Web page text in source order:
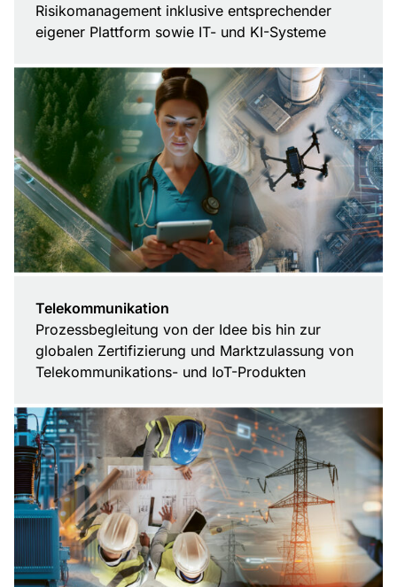
Risikomanagement inklusive entsprechender
eigener Plattform sowie IT- und KI-Systeme
Telekommunikation
Prozessbegleitung von der Idee bis hin zur
globalen Zertifizierung und Marktzulassung von
Telekommunikations- und IoT-Produkten